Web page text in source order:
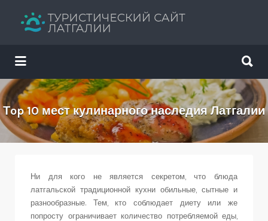
Путеводитель твоего отдыха
Искать:
Тop 10 мест кулинарного наследия Латгалии
Ни для кого не является секретом, что блюда
латгальской традиционной кухни обильные, сытные и
разнообразные. Тем, кто соблюдает диету или же
попросту ограничивает количество потребляемой еды,